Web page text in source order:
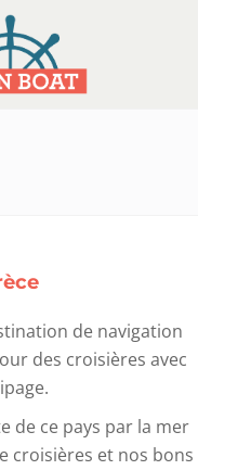
de navigation
des croisières avec
de ce pays par la mer
croisières et nos bons